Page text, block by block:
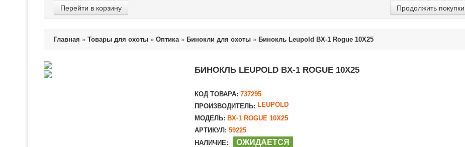
Перейти в корзину Продолжить покупки
Главная » Товары для охоты » Оптика» Бинокли для охоты » Бинокль Leupold BX-1 Rogue 10X25
БИНОКЛЬ LEUPOLD BX-1 ROGUE 10X25
КОД ТОВАРА: 737295
ПРОИЗВОДИТЕЛЬ: LEUPOLD
МОДЕЛЬ: BX-1 ROGUE 10X25
АРТИКУЛ: 59225
НАЛИЧИЕ:
ОЖИДАЕТСЯ